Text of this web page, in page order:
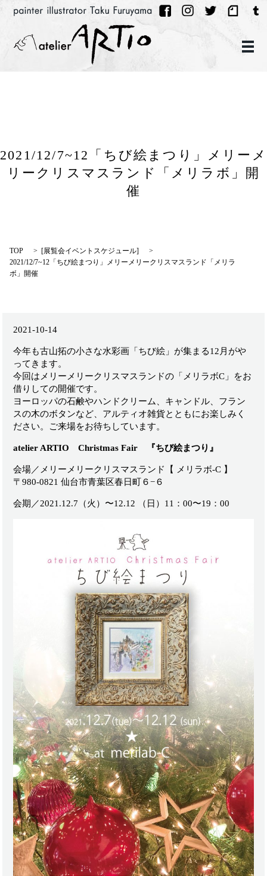
メ
2021/12/7~12「ちび絵まつり」メリーメ
リークリスマスランド「メリラボ」開
催
TOP [展覧会イベントスケジュール]
2021/12/7~12「ちび絵まつり」メリーメリークリスマスランド「メリラ
ボ」開催
2021-10-14
今年も古山拓の小さな水彩画「ちび絵」が集まる12月がや
ってきます。
今回はメリーメリークリスマスランドの「メリラボC」をお
借りしての開催です。
ヨーロッパの石鹸やハンドクリーム、キャンドル、フラン
スの木のボタンなど、アルティオ雑貨とともにお楽しみく
ださい。ご来場をお待ちしています。
atelier ARTIO Christmas Fair 『ちび絵まつり』
会場／メリーメリークリスマスランド【 メリラボ-C 】
〒980-0821 仙台市青葉区春日町６−６
会期／2021.12.7（火）〜12.12 （日）11：00〜19：00